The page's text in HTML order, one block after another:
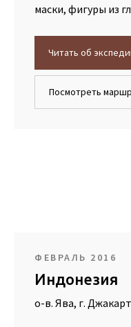
маски, фигуры из
Читать об
Посмотреть
ФЕВРАЛЬ 2016
Индонезия
о-в. Ява, г.